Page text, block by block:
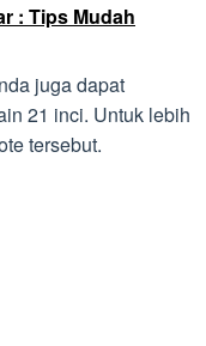
: Tips Mudah
juga dapat
21 inci. Untuk lebih
tersebut.